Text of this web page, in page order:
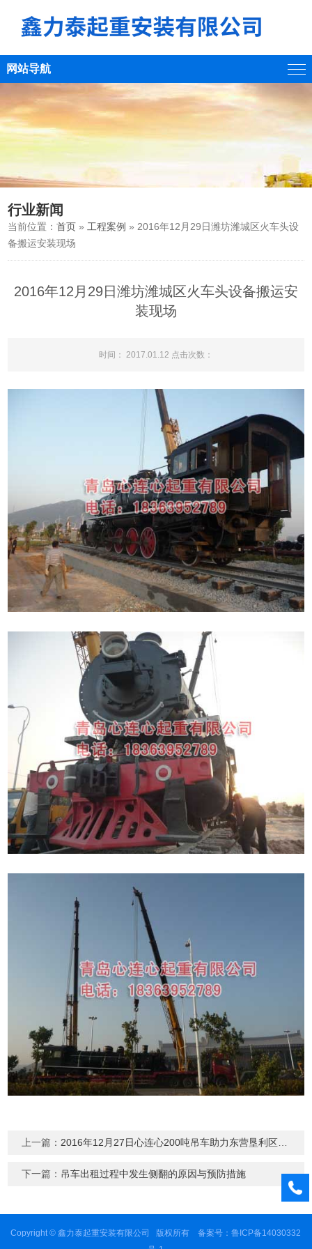
网站导航
行业新闻
当前位置：首页 »工程案例 » 2016年12月29日潍坊潍城区火车头设
备搬运安装现场
2016年12月29日潍坊潍城区火车头设备搬运安
装现场
时间： 2017.01.12 点击次数：
上一篇： 2016年12月27日心连心200吨吊车助力东营垦利区化工厂拆除安装吊装现场
下一篇： 吊车出租过程中发生侧翻的原因与预防措施
Copyright © 鑫力泰起重安装有限公司 版权所有 备案号：鲁ICP备14030332